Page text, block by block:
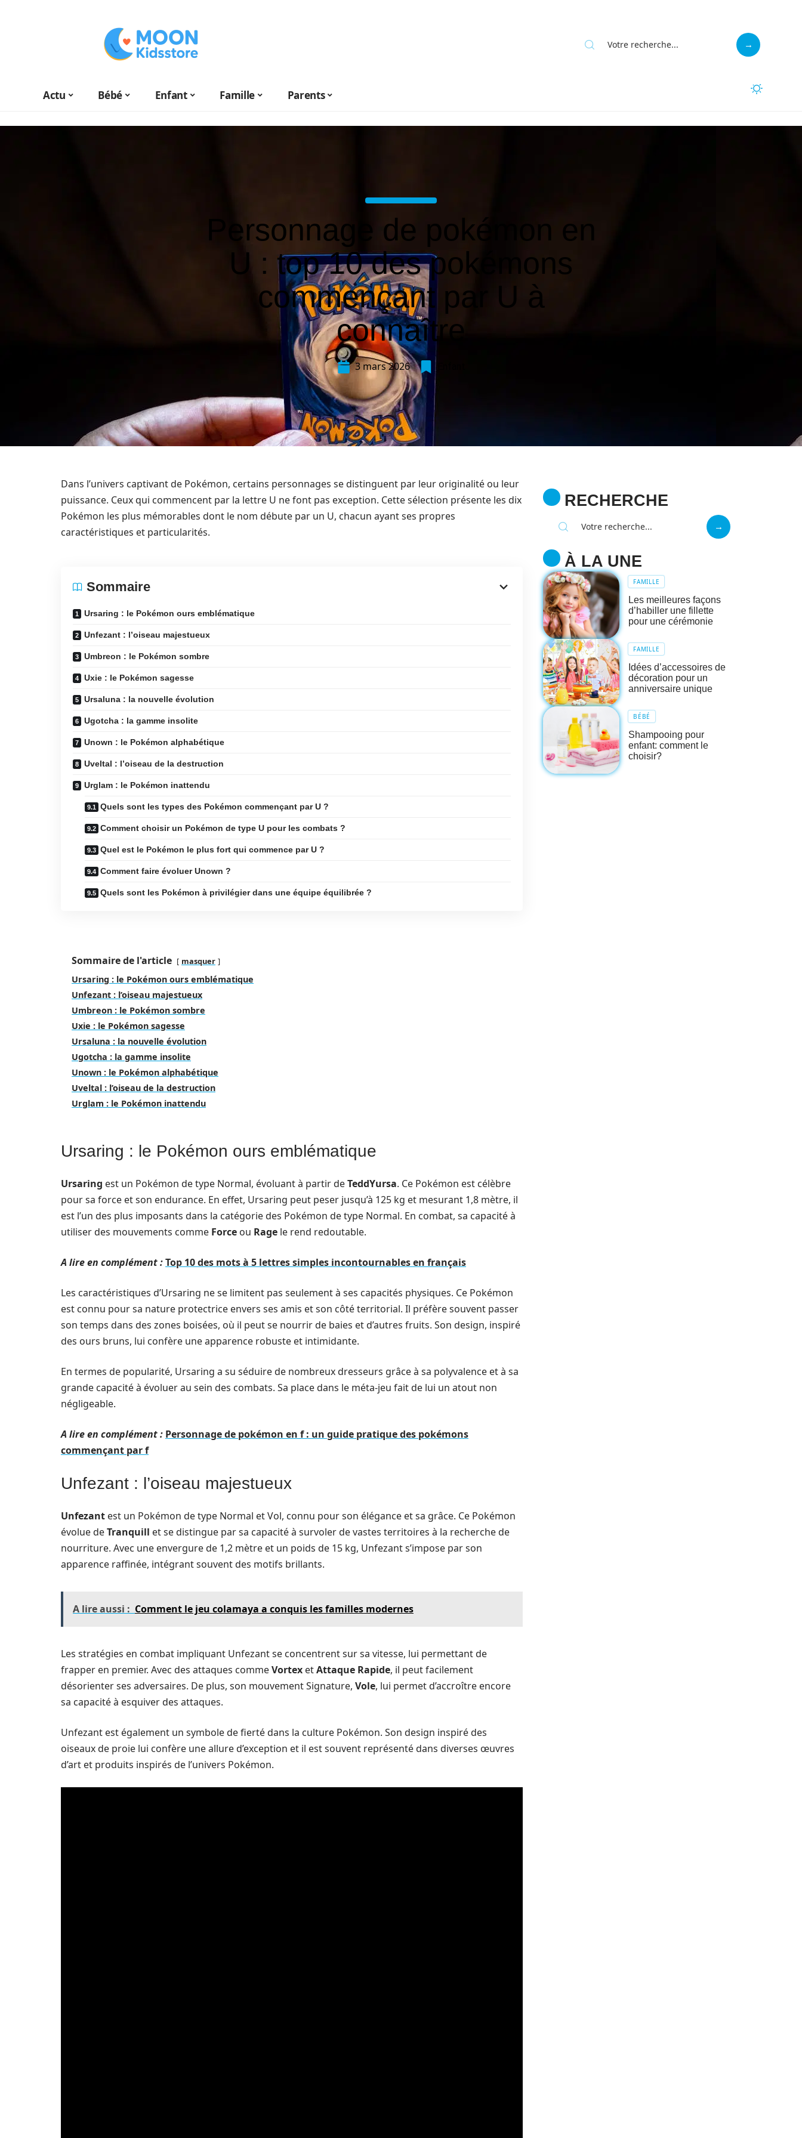
Actu Bébé Enfant Famille Parents
Personnage de pokémon en
U : top 10 des pokémons
commençant par U à
connaître
3 mars 2026
Dans l’univers captivant de Pokémon, certains personnages se distinguent par leur originalité ou leur
puissance. Ceux qui commencent par la lettre U ne font pas exception. Cette sélection présente les dix
Pokémon les plus mémorables dont le nom débute par un U, chacun ayant ses propres
caractéristiques et particularités.
Sommaire
Ursaring : le Pokémon ours emblématique
Unfezant : l’oiseau majestueux
Umbreon : le Pokémon sombre
Uxie : le Pokémon sagesse
Ursaluna : la nouvelle évolution
Ugotcha : la gamme insolite
Unown : le Pokémon alphabétique
Uveltal : l’oiseau de la destruction
Urglam : le Pokémon inattendu
Quels sont les types des Pokémon commençant par U ?
Comment choisir un Pokémon de type U pour les combats ?
Quel est le Pokémon le plus fort qui commence par U ?
Comment faire évoluer Unown ?
Quels sont les Pokémon à privilégier dans une équipe équilibrée ?
Sommaire de l'article masquer
Ursaring : le Pokémon ours emblématique
Unfezant : l’oiseau majestueux
Umbreon : le Pokémon sombre
Uxie : le Pokémon sagesse
Ursaluna : la nouvelle évolution
Ugotcha : la gamme insolite
Unown : le Pokémon alphabétique
Uveltal : l’oiseau de la destruction
Urglam : le Pokémon inattendu
Ursaring : le Pokémon ours emblématique
Ursaring est un Pokémon de type Normal, évoluant à partir deTeddYursa. Ce Pokémon est célèbre
pour sa force et son endurance. En effet, Ursaring peut peser jusqu’à 125 kg et mesurant 1,8 mètre, il
est l’un des plus imposants dans la catégorie des Pokémon de type Normal. En combat, sa capacité à
utiliser des mouvements comme Force ou Rage le rend redoutable.
A lire en complément :Top 10 des mots à 5 lettres simples incontournables en français
Les caractéristiques d’Ursaring ne se limitent pas seulement à ses capacités physiques. Ce Pokémon
est connu pour sa nature protectrice envers ses amis et son côté territorial. Il préfère souvent passer
son temps dans des zones boisées, où il peut se nourrir de baies et d’autres fruits. Son design, inspiré
des ours bruns, lui confère une apparence robuste et intimidante.
En termes de popularité, Ursaring a su séduire de nombreux dresseurs grâce à sa polyvalence et à sa
grande capacité à évoluer au sein des combats. Sa place dans le méta-jeu fait de lui un atout non
négligeable.
A lire en complément : Personnage de pokémon en f : un guide pratique des pokémons
commençant par f
Unfezant : l’oiseau majestueux
Unfezant est un Pokémon de type Normal et Vol, connu pour son élégance et sa grâce. Ce Pokémon
évolue deTranquill et se distingue par sa capacité à survoler de vastes territoires à la recherche de
nourriture. Avec une envergure de 1,2 mètre et un poids de 15 kg, Unfezant s’impose par son
apparence raffinée, intégrant souvent des motifs brillants.
A lire aussi : Comment le jeu colamaya a conquis les familles modernes
Les stratégies en combat impliquant Unfezant se concentrent sur sa vitesse, lui permettant de
frapper en premier. Avec des attaques commeVortex etAttaque Rapide, il peut facilement
désorienter ses adversaires. De plus, son mouvement Signature, Vole, lui permet d’accroître encore
sa capacité à esquiver des attaques.
Unfezant est également un symbole de fierté dans la culture Pokémon. Son design inspiré des
oiseaux de proie lui confère une allure d’exception et il est souvent représenté dans diverses œuvres
d’art et produits inspirés de l’univers Pokémon.
RECHERCHE
À LA UNE
FAMILLE
Les meilleures façons
d’habiller une fillette
pour une cérémonie
FAMILLE
Idées d’accessoires de
décoration pour un
anniversaire unique
BÉBÉ
Shampooing pour
enfant: comment le
choisir?